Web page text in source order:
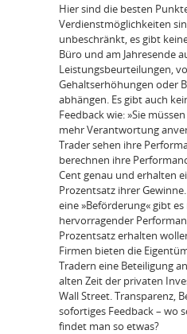
Hier sind die besten
Verdienstmöglichkeiten
unbeschränkt, es gibt
Büro und am Jahresende
Leistungsbeurteilungen,
Gehaltserhöhungen oder
abhängen. Es gibt auch
Feedback wie: »Sie
mehr Verantwortung
Trader sehen ihre
berechnen ihre
Cent genau und erhalten
Prozentsatz ihrer
eine »Beförderung« gibt
hervorragender
Prozentsatz erhalten
Firmen bieten die
Tradern eine Beteiligung
alten Zeit der privaten
Wall Street. Transparenz,
sofortiges Feedback – wo
findet man so etwas?